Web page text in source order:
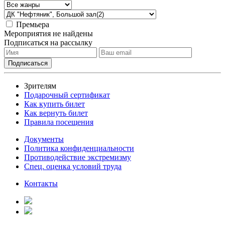
Премьера
Мероприятия не найдены
Подписаться на рассылку
Зрителям
Подарочный сертификат
Как купить билет
Как вернуть билет
Правила посещения
Документы
Политика конфиденциальности
Противодействие экстремизму
Спец. оценка условий труда
Контакты